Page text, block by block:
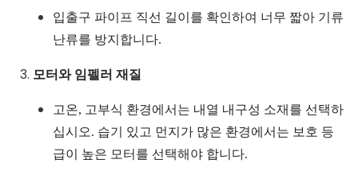
입출구 파이프 직선 길이를 확인하여 너무 짧아 기류
난류를 방지합니다.
모터와 임펠러 재질
고온, 고부식 환경에서는 내열 내구성 소재를 선택하
십시오. 습기 있고 먼지가 많은 환경에서는 보호 등
급이 높은 모터를 선택해야 합니다.